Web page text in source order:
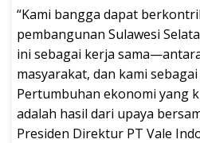
“Kami bangga dapat
pembangunan Sulawesi
ini sebagai kerja
masyarakat, dan kami
Pertumbuhan ekonomi yang
adalah hasil dari upaya
Presiden Direktur PT Vale